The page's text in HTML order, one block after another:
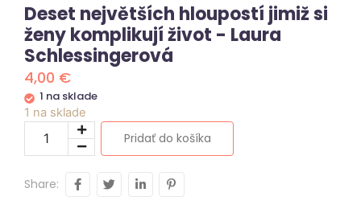
Deset největších hloupostí jimiž si
ženy komplikují život - Laura
Schlessingerová
4,00 €
1 na sklade
1 na sklade
Pridať do košíka
Share: